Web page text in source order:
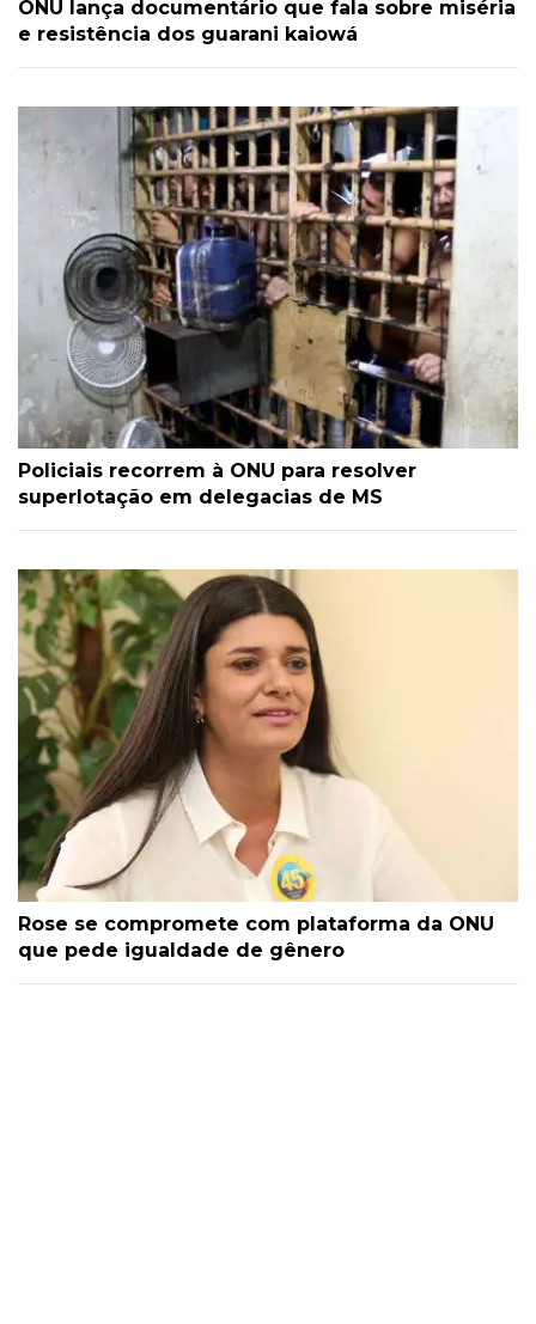
ONU lança documentário que fala sobre miséria
e resistência dos guarani kaiowá
Policiais recorrem à ONU para resolver
superlotação em delegacias de MS
Rose se compromete com plataforma da ONU
que pede igualdade de gênero